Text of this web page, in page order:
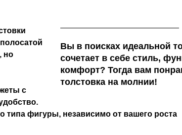
Вы в поисках идеальной
сочетает в себе стиль,
комфорт? Тогда вам
толстовка на молнии!
но
с
фигуры, независимо от вашего роста